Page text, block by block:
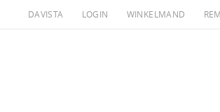
DAVISTA LOGIN WINKELMAND